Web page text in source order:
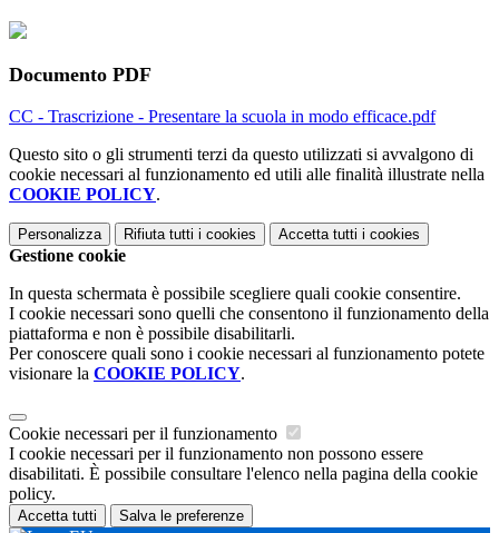
Documento PDF
CC - Trascrizione - Presentare la scuola in modo efficace.pdf
Questo sito o gli strumenti terzi da questo utilizzati si avvalgono di
cookie necessari al funzionamento ed utili alle finalità illustrate nella
COOKIE POLICY.
Personalizza Rifiuta tutti i cookies Accetta tutti i cookies
Gestione cookie
In questa schermata è possibile scegliere quali cookie consentire.
I cookie necessari sono quelli che consentono il funzionamento della
piattaforma e non è possibile disabilitarli.
Per conoscere quali sono i cookie necessari al funzionamento potete
visionare la COOKIE POLICY.
Cookie necessari per il funzionamento
I cookie necessari per il funzionamento non possono essere
disabilitati. È possibile consultare l'elenco nella pagina della cookie
policy.
Accetta tutti Salva le preferenze